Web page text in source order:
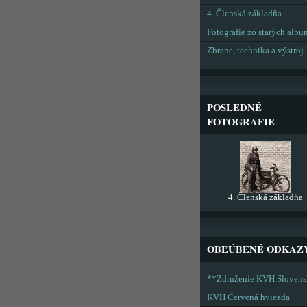
4. Členská základňa
Fotografie zo starých
Zbrane, technika a výstroj
POSLEDNÉ
FOTOGRAFIE
4. Členská základňa
OBĽÚBENÉ
**Združenie KVH
KVH Červená hviezda